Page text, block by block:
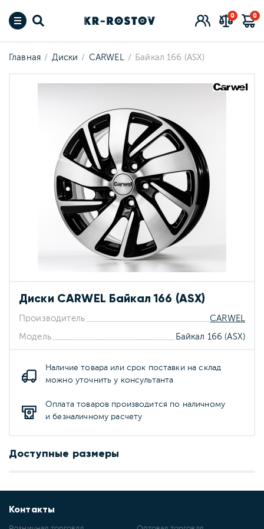
0 0
Главная Диски CARWEL Байкал 166 (ASX)
Диски CARWEL Байкал 166 (ASX)
Производитель CARWEL
Модель Байкал 166 (ASX)
Наличие товара или срок поставки на склад
можно уточнить у консультанта
Оплата товаров производится по наличному
и безналичному расчету
Доступные размеры
Контакты